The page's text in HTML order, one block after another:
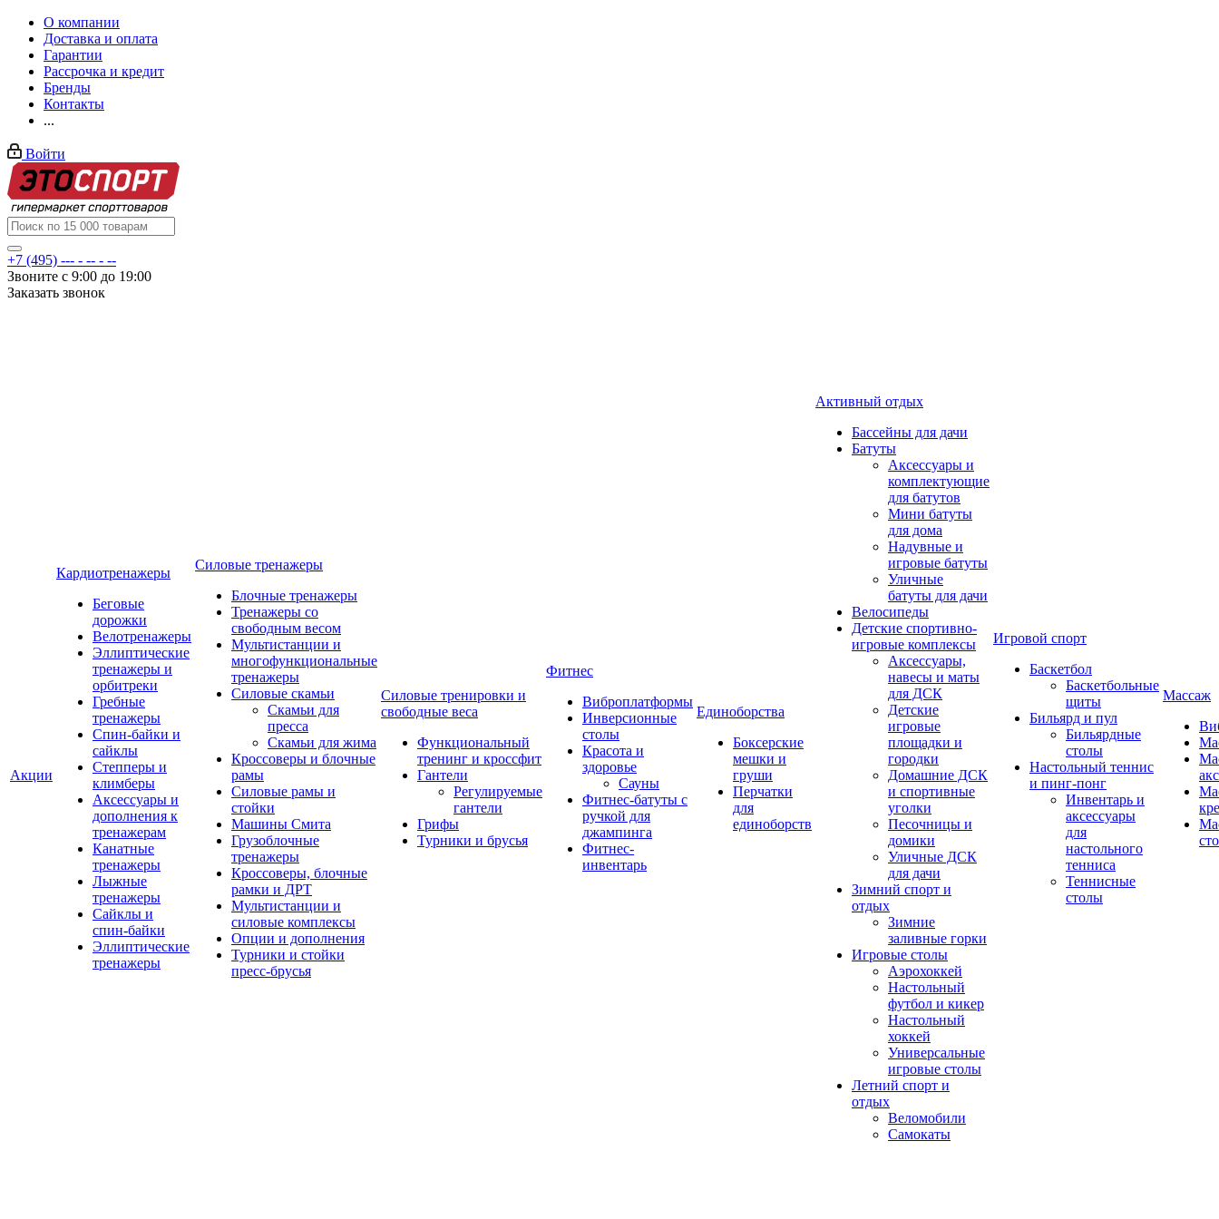
О компании
Доставка и оплата
Гарантии
Рассрочка и кредит
Бренды
Контакты
...
Войти
+7 (495) --- - -- - --
Звоните с 9:00 до 19:00
Заказать звонок
Акции
Кардиотренажеры
Беговые
дорожки
Велотренажеры
Эллиптические
тренажеры и
орбитреки
Гребные
тренажеры
Спин-байки и
сайклы
Степперы и
климберы
Аксессуары и
дополнения к
тренажерам
Канатные
тренажеры
Лыжные
тренажеры
Сайклы и
спин-байки
Эллиптические
тренажеры
Силовые тренажеры
Блочные тренажеры
Тренажеры со
свободным весом
Мультистанции и
многофункциональные
тренажеры
Силовые скамьи
Скамьи для
пресса
Скамьи для жима
Кроссоверы и блочные
рамы
Силовые рамы и
стойки
Машины Смита
Грузоблочные
тренажеры
Кроссоверы, блочные
рамки и ДРТ
Мультистанции и
силовые комплексы
Опции и дополнения
Турники и стойки
пресс-брусья
Силовые тренировки и
свободные веса
Функциональный
тренинг и кроссфит
Гантели
Регулируемые
гантели
Грифы
Турники и брусья
Фитнес
Виброплатформы
Инверсионные
столы
Красота и
здоровье
Сауны
Фитнес-батуты с
ручкой для
джампинга
Фитнес-
инвентарь
Единоборства
Боксерские
мешки и
груши
Перчатки
для
единоборств
Активный отдых
Бассейны для дачи
Батуты
Аксессуары и
комплектующие
для батутов
Мини батуты
для дома
Надувные и
игровые батуты
Уличные
батуты для дачи
Велосипеды
Детские спортивно-
игровые комплексы
Аксессуары,
навесы и маты
для ДСК
Детские
игровые
площадки и
городки
Домашние ДСК
и спортивные
уголки
Песочницы и
домики
Уличные ДСК
для дачи
Зимний спорт и
отдых
Зимние
заливные горки
Игровые столы
Аэрохоккей
Настольный
футбол и кикер
Настольный
хоккей
Универсальные
игровые столы
Летний спорт и
отдых
Веломобили
Самокаты
Игровой спорт
Баскетбол
Баскетбольные
щиты
Бильярд и пул
Бильярдные
столы
Настольный теннис
и пинг-понг
Инвентарь и
аксессуары
для
настольного
тенниса
Теннисные
столы
Массаж